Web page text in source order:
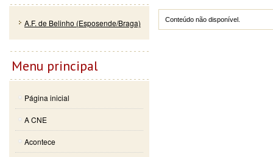
Conteúdo não disponível.
A.F. de Belinho (Esposende/Braga)
Menu principal
Página inicial
A CNE
Acontece